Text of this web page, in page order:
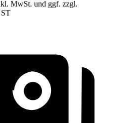
MwSt. und ggf. zzgl.
ST